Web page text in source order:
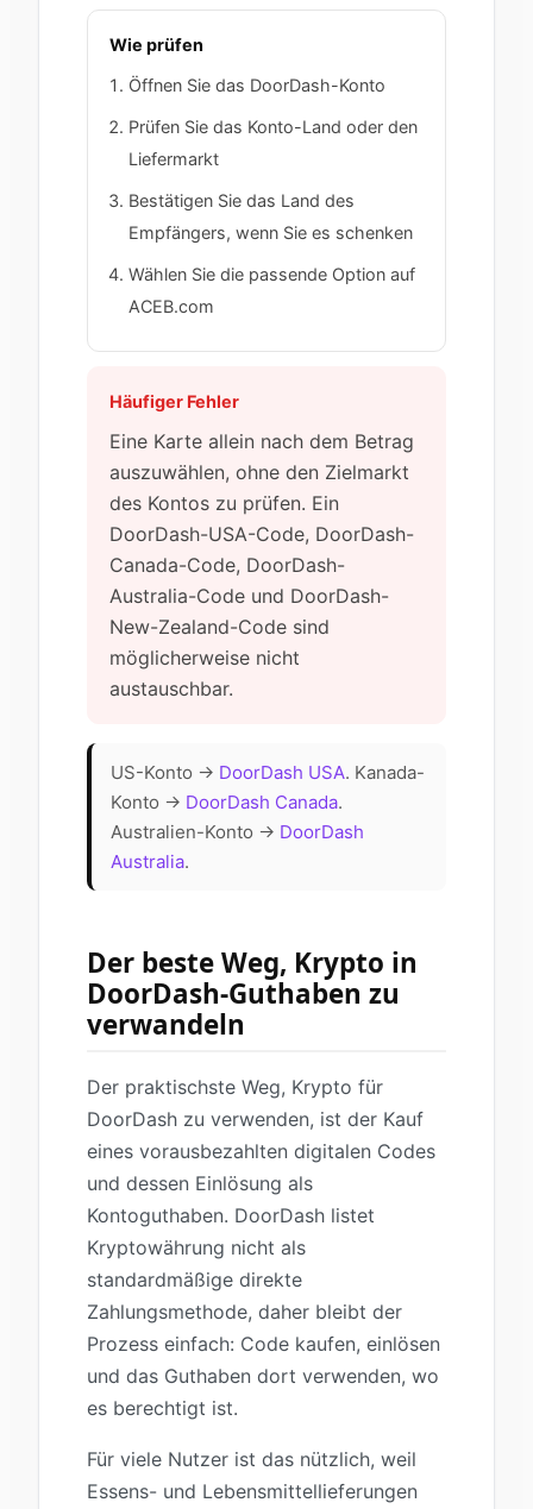
Wie prüfen
Öffnen Sie das DoorDash-Konto
Prüfen Sie das Konto-Land oder den
Liefermarkt
Bestätigen Sie das Land des
Empfängers, wenn Sie es schenken
Wählen Sie die passende Option auf
ACEB.com
Häufiger Fehler
Eine Karte allein nach dem Betrag
auszuwählen, ohne den Zielmarkt
des Kontos zu prüfen. Ein
DoorDash-USA-Code, DoorDash-
Canada-Code, DoorDash-
Australia-Code und DoorDash-
New-Zealand-Code sind
möglicherweise nicht
austauschbar.
US-Konto → DoorDash USA. Kanada-
Konto → DoorDash Canada.
Australien-Konto → DoorDash
Australia.
Der beste Weg, Krypto in
DoorDash-Guthaben zu
verwandeln
Der praktischste Weg, Krypto für
DoorDash zu verwenden, ist der Kauf
eines vorausbezahlten digitalen Codes
und dessen Einlösung als
Kontoguthaben. DoorDash listet
Kryptowährung nicht als
standardmäßige direkte
Zahlungsmethode, daher bleibt der
Prozess einfach: Code kaufen, einlösen
und das Guthaben dort verwenden, wo
es berechtigt ist.
Für viele Nutzer ist das nützlich, weil
Essens- und Lebensmittellieferungen